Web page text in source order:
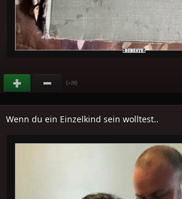
(+28)
Wenn du ein Einzelkind sein wolltest..